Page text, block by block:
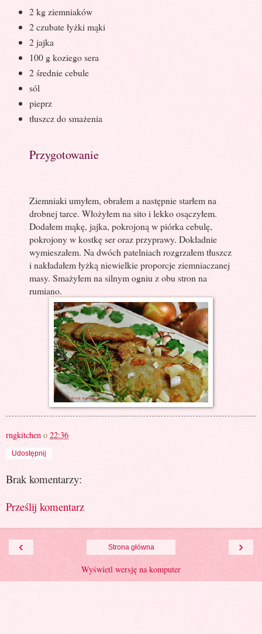
2 kg ziemniaków
2 czubate łyżki mąki
2 jajka
100 g koziego sera
2 średnie cebule
sól
pieprz
tłuszcz do smażenia
Przygotowanie
Ziemniaki umyłem, obrałem a następnie starłem na
drobnej tarce. Włożyłem na sito i lekko osączyłem.
Dodałem mąkę, jajka, pokrojoną w piórka cebulę,
pokrojony w kostkę ser oraz przyprawy. Dokładnie
wymieszałem. Na dwóch patelniach rozgrzałem tłuszcz
i nakładałem łyżką niewielkie proporcje ziemniaczanej
masy. Smażyłem na silnym ogniu z obu stron na
rumiano.
rngkitchen o 22:36
Udostępnij
Brak komentarzy:
Prześlij komentarz
‹ ›
Strona główna
Wyświetl wersję na komputer